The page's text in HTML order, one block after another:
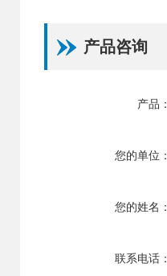
产品咨询
产品：
您的单位：
您的姓名：
联系电话：